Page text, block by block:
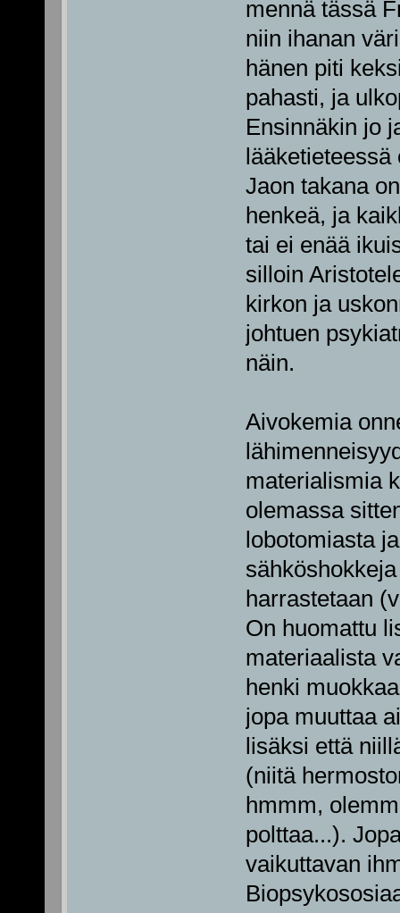
mennä tässä
niin ihanan
hänen piti
pahasti, ja
Ensinnäkin jo
Jaon takana
henkeä, ja
tai ei enää
silloin
kirkon ja
johtuen
näin.
Aivokemia
materialismia
olemassa
lobotomiasta
harrastetaan
On huomattu
materiaalista
henki
jopa muuttaa
lisäksi että
(niitä
hmmm,
polttaa...).
vaikuttavan